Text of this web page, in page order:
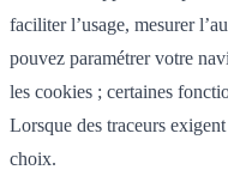
faciliter l’usage, mesurer
pouvez paramétrer votre
les cookies ; certaines
Lorsque des traceurs
choix.